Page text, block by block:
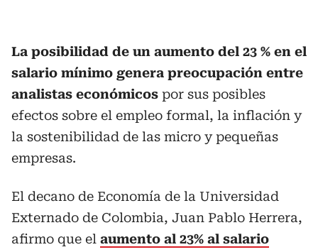
La posibilidad de un aumento del 23 % en el
salario mínimo genera preocupación entre
analistas económicos por sus posibles
efectos sobre el empleo formal, la inflación y
la sostenibilidad de las micro y pequeñas
empresas.
El decano de Economía de la Universidad
Externado de Colombia, Juan Pablo Herrera,
afirmo que el aumento al 23% al salario